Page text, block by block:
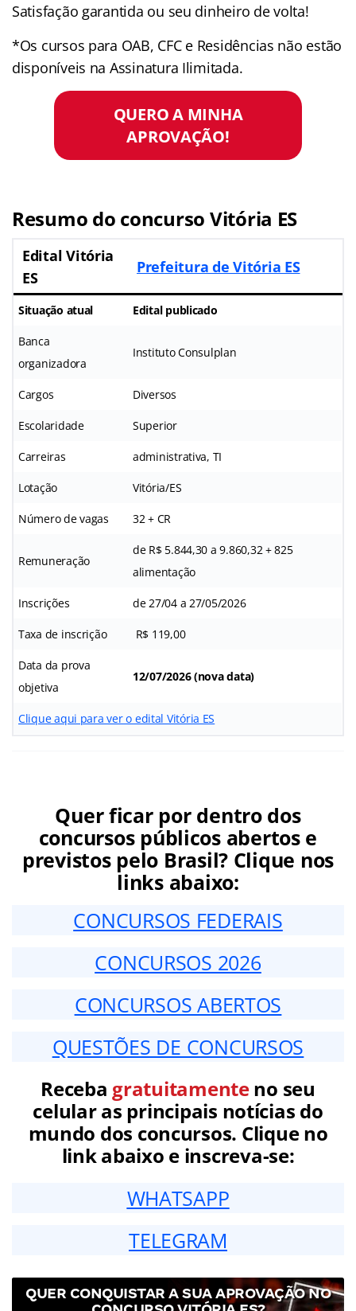
Satisfação garantida ou seu dinheiro de volta!
*Os cursos para OAB, CFC e Residências não estão
disponíveis na Assinatura Ilimitada.
QUERO A MINHA
APROVAÇÃO!
Resumo do concurso Vitória ES
Edital Vitória
ES
Prefeitura de Vitória ES
Situação atual Edital publicado
Banca
organizadora
Instituto Consulplan
Cargos Diversos
Escolaridade Superior
Carreiras administrativa, TI
Lotação Vitória/ES
Número de vagas 32 + CR
Remuneração
de R$ 5.844,30 a 9.860,32 + 825
alimentação
Inscrições de 27/04 a 27/05/2026
Taxa de inscrição R$ 119,00
Data da prova
objetiva
12/07/2026 (nova data)
Clique aqui para ver o edital Vitória ES
Quer ficar por dentro dos
concursos públicos abertos e
previstos pelo Brasil? Clique nos
links abaixo:
CONCURSOS FEDERAIS
CONCURSOS 2026
CONCURSOS ABERTOS
QUESTÕES DE CONCURSOS
Receba gratuitamenteno seu
celular as principais notícias do
mundo dos concursos. Clique no
link abaixo e inscreva-se:
WHATSAPP
TELEGRAM
QUER CONQUISTAR A SUA APROVAÇÃO NO